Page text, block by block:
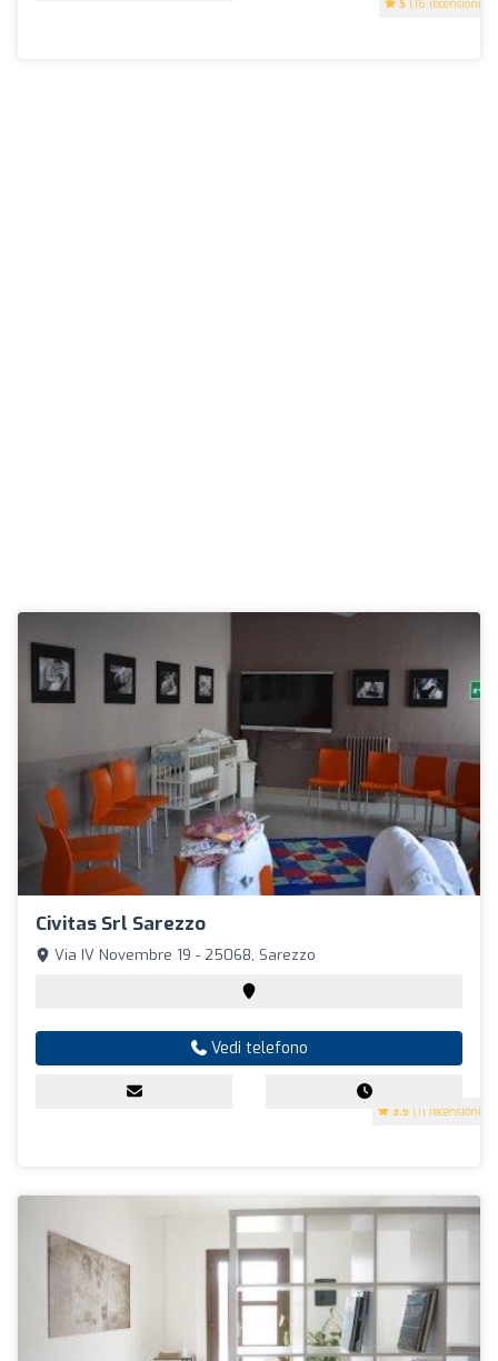
5 (16 recensioni)
Civitas Srl Sarezzo
3.5 (11 recensioni)
Via IV Novembre 19 - 25068, Sarezzo
Vedi telefono